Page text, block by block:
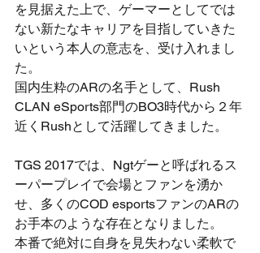
を見据えた上で、ゲーマーとしてでは
ない新たなキャリアを目指していきた
いという本人の意志を、受け入れまし
た。
国内生粋のARの名手として、Rush
CLAN eSports部門のBO3時代から２年
近くRushとして活躍してきました。
TGS 2017では、Ngtゲーと呼ばれるス
ーパープレイで会場とファンを湧か
せ、多くのCOD esportsファンのARの
お手本のような存在となりました。
本番で絶対に自身を見失わない柔軟で